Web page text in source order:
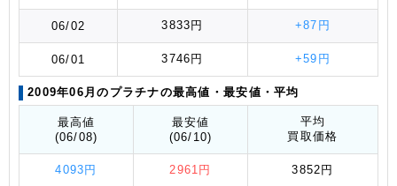
06/02 3833円 +87円
06/01 3746円 +59円
2009年06月のプラチナの最高値 ・最安値 ・平均
最高値
(06/08)
最安値
(06/10)
平均
買取価格
4093円 2961円 3852円